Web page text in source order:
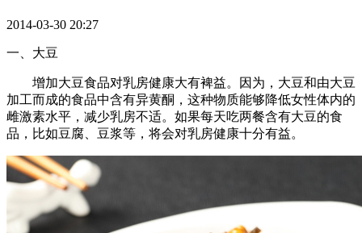
2014-03-30 20:27
一、大豆
增加大豆食品对乳房健康大有裨益。因为，大豆和由大豆
加工而成的食品中含有异黄酮，这种物质能够降低女性体内的
雌激素水平，减少乳房不适。如果每天吃两餐含有大豆的食
品，比如豆腐、豆浆等，将会对乳房健康十分有益。